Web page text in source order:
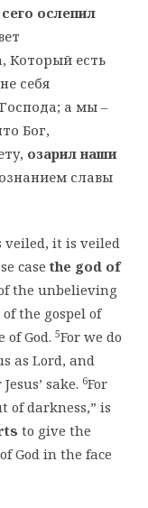
ослепил
Который есть
себя
а мы –
Бог,
озарил наши
славы
veiled, it is veiled
case the god of
the unbelieving
the gospel of
God. 5For we do
as Lord, and
sake. 6For
of darkness,” is
to give the
God in the face